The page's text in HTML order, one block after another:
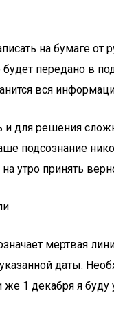
на бумаге от
передано в
вся
для решения
подсознание
утро принять
мертвая
даты.
же 1 декабря я